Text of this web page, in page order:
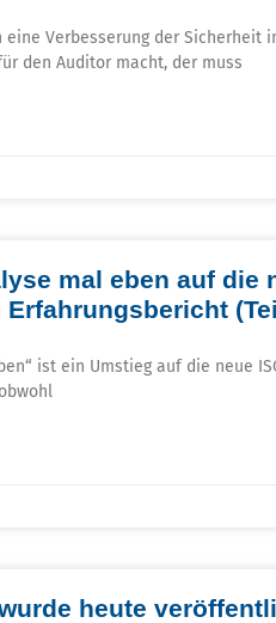
Verbesserung der Sicherheit
den Auditor macht, der muss
mal eben auf die
Erfahrungsbericht
ist ein Umstieg auf die neue
heute